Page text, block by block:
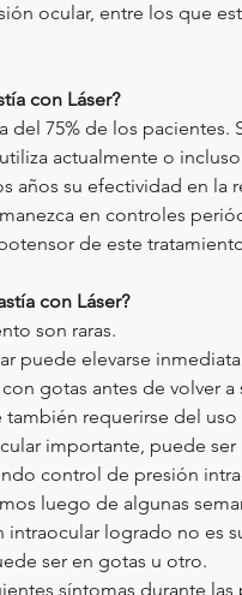
ocular, entre los que
con Láser?
del 75% de los
actualmente o
años su efectividad en
en controles
de este
con Láser?
son raras.
puede elevarse
gotas antes de volver
requerirse del uso
importante, puede
control de presión
luego de algunas
logrado no es
ser en gotas u otro.
síntomas durante